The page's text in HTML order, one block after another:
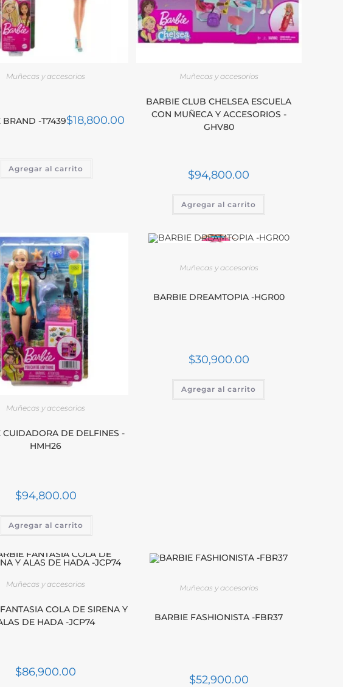
Muñecas y accesorios
BRAND -T7439$18,800.00
Agregar al carrito
Muñecas y accesorios
BARBIE CLUB CHELSEA ESCUELA
CON MUÑECA Y ACCESORIOS -
GHV80
$94,800.00
Agregar al carrito
Muñecas y accesorios
CUIDADORA DE DELFINES -
HMH26
$94,800.00
Agregar al carrito
Muñecas y accesorios
BARBIE DREAMTOPIA -HGR00
$30,900.00
Agregar al carrito
Muñecas y accesorios
COLA DE SIRENA Y
DE HADA -JCP74
$86,900.00
Muñecas y accesorios
BARBIE FASHIONISTA -FBR37
$52,900.00